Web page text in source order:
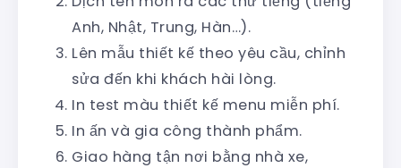
Anh, Nhật, Trung, Hàn…).
Lên mẫu thiết kế theo yêu cầu, chỉnh
sửa đến khi khách hài lòng.
In test màu thiết kế menu miễn phí.
In ấn và gia công thành phẩm.
Giao hàng tận nơi bằng nhà xe,